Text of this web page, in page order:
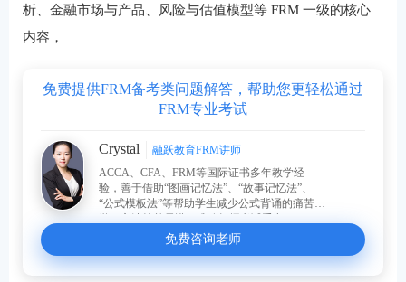
析、金融市场与产品、风险与估值模型等 FRM 一级的核心
内容，
免费提供FRM备考类问题解答，帮助您更轻松通过
FRM专业考试
Crystal
融跃教育FRM讲师
ACCA、CFA、FRM等国际证书多年教学经
验，善于借助“图画记忆法”、“故事记忆法”、
“公式模板法”等帮助学生减少公式背诵的痛苦。
学习方法简单易懂，准确把握考试重点。
免费咨询老师